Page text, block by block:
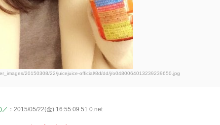
20150308/22/juicejuice-official/8d/dd/j/o0480064013239239650.jpg
：2015/05/22(金) 16:55:09.51 0.net